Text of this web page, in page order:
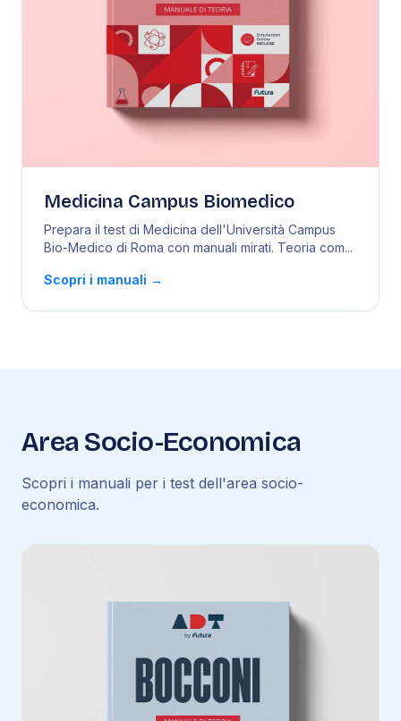
Medicina Campus Biomedico
Prepara il test di Medicina dell'Università Campus
Bio-Medico di Roma con manuali mirati. Teoria com...
Scopri i manuali →
Area Socio-Economica
Scopri i manuali per i test dell'area socio-
economica.